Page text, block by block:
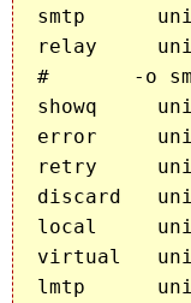
smtp
relay
#       -o
showq
error
retry
discard
local
virtual
lmtp